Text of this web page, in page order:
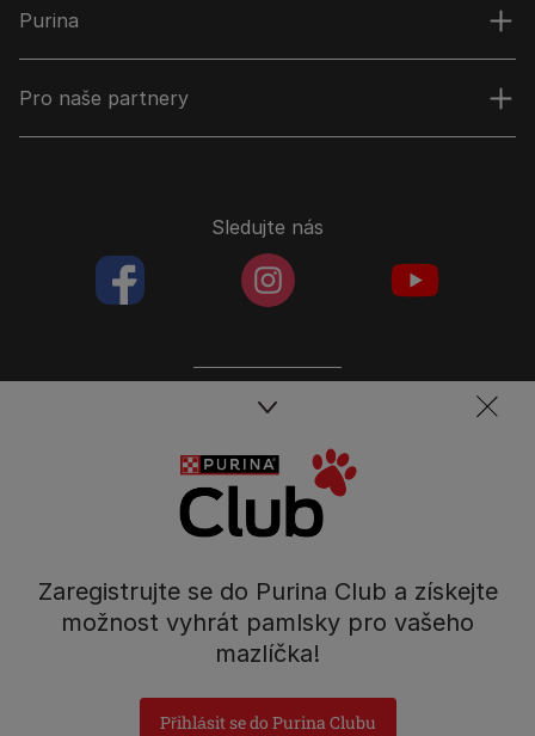
Zaregistrujte se do Purina Club a získejte
možnost vyhrát pamlsky pro vašeho
mazlíčka!
Přihlásit se do Purina Clubu
Purina
Pro naše partnery
Spojte se s týmem péče o domácí mazlíčky
Tel.: 800 135 135
Mezi Vodami 2035/31,
Praha 4 - Modřany
Sledujte nás
facebookColoredinstagramColored
Prohlášení o přístupnosti Všeobecné podmínky